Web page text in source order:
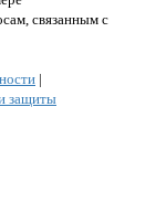
связанным с
|
защиты